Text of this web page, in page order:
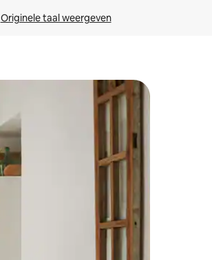
Originele taal weergeven